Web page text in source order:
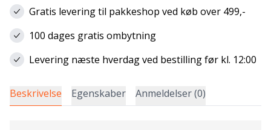
Gratis levering til pakkeshop ved køb over 499,-
100 dages gratis ombytning
Levering næste hverdag ved bestilling før kl. 12:00
Beskrivelse Egenskaber Anmeldelser (0)